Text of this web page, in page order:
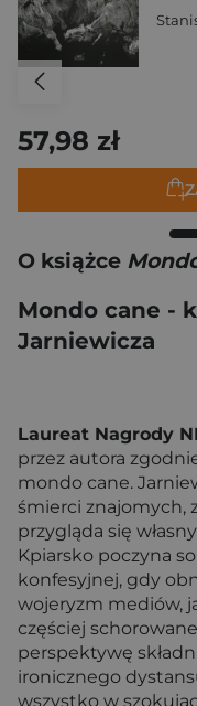
57,98 zł
O książce
Mondo cane -
Jarniewicza
Laureat Nagrody
przez autora
mondo cane.
śmierci znajomych,
przygląda się
Kpiarsko poczyna
konfesyjnej, gdy
wojeryzm mediów,
częściej
perspektywę
ironicznego
wszystko w